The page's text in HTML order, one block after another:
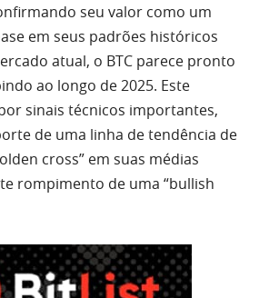
seu valor como um
em seus padrões históricos
atual, o BTC parece pronto
ao longo de 2025. Este
sinais técnicos importantes,
de uma linha de tendência de
cross” em suas médias
rompimento de uma “bullish